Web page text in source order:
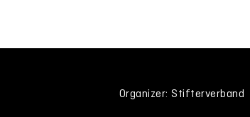
Organizer: Stifterverband